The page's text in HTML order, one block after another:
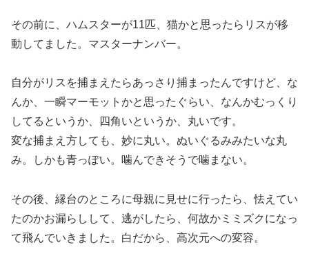
その前に、ハムスターが11匹、猫かと思ったらリスが移
動してました。マスターナンバー。
自分がリスを捕まえたらあっさり捕まったんですけど、な
んか、一瞬マーモットかと思ったぐらい、なんかむっくり
してるというか、四角いというか、丸いです。
変な捕まえ方しても、妙に丸い。ぬいぐるみみたいな丸
み。しかも青っぽい。噛んできそうで噛まない。
その後、縁台のところに母親に見せに行ったら、怯えてい
たのかお漏らしして、逃がしたら、何故かミミズクになっ
て飛んでいきました。白だから、高次元への変容。